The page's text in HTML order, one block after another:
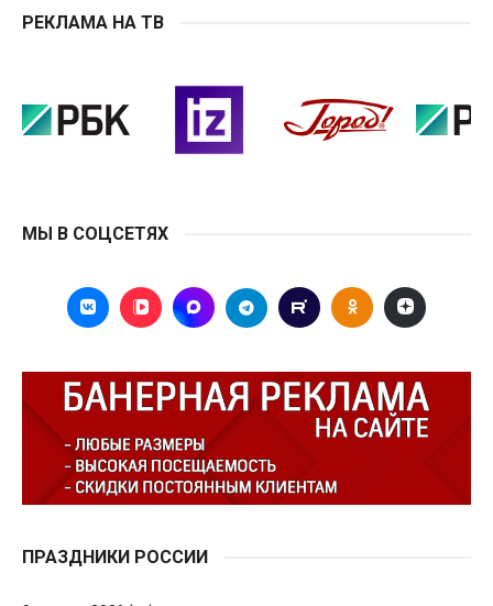
РЕКЛАМА НА ТВ
МЫ В СОЦСЕТЯХ
ПРАЗДНИКИ РОССИИ